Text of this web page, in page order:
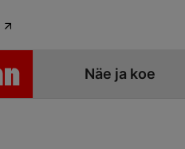
Näe ja koe